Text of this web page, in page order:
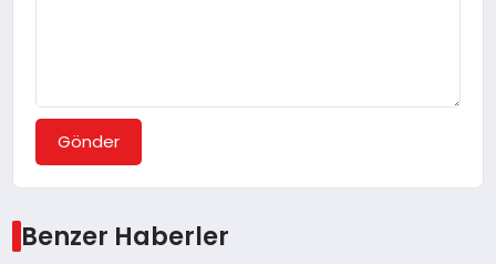
Gönder
Benzer Haberler